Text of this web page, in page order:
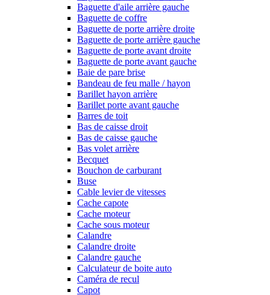
Baguette d'aile arrière gauche
Baguette de coffre
Baguette de porte arrière droite
Baguette de porte arrière gauche
Baguette de porte avant droite
Baguette de porte avant gauche
Baie de pare brise
Bandeau de feu malle / hayon
Barillet hayon arrière
Barillet porte avant gauche
Barres de toit
Bas de caisse droit
Bas de caisse gauche
Bas volet arrière
Becquet
Bouchon de carburant
Buse
Cable levier de vitesses
Cache capote
Cache moteur
Cache sous moteur
Calandre
Calandre droite
Calandre gauche
Calculateur de boite auto
Caméra de recul
Capot